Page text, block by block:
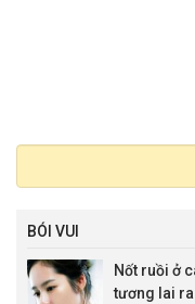
BÓI VUI
Nốt ruồi ở
tương lai